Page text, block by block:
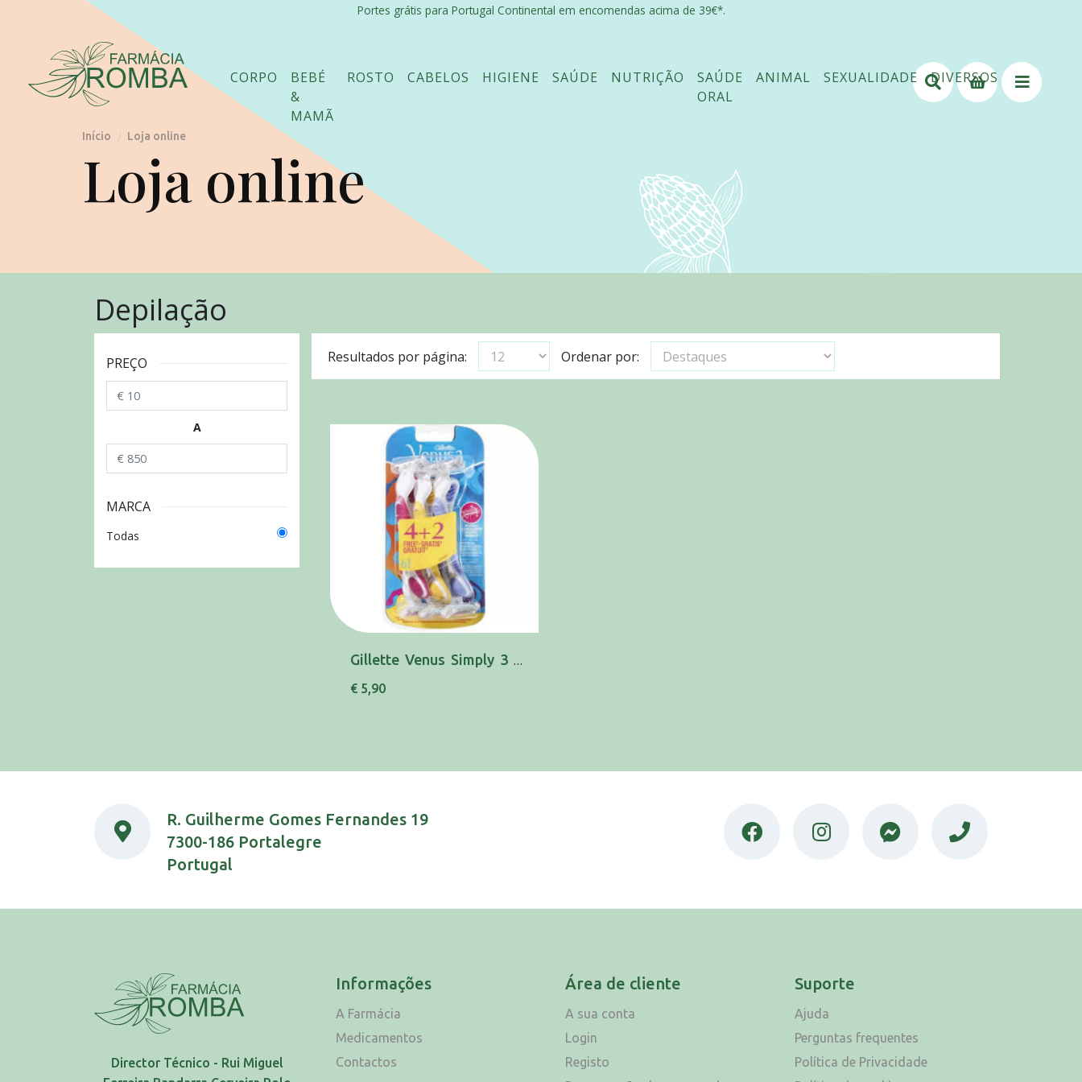
Portes grátis para Portugal Continental em encomendas acima de 39€*.
CORPO
BEBÉ
&
MAMÃ
ROSTO CABELOS HIGIENE SAÚDE NUTRIÇÃO
SAÚDE
ORAL
ANIMAL SEXUALIDADE DIVERSOS
Início / Loja online
Loja online
Depilação
PREÇO
A
MARCA
Todas
Resultados por página: Ordenar por:
Gillette Venus Simply 3 Lâminas 6 Unidade(s) ...
€ 5,90
R. Guilherme Gomes Fernandes 19
7300-186 Portalegre
Portugal
Director Técnico - Rui Miguel
Informações
A Farmácia
Medicamentos
Contactos
Área de cliente
A sua conta
Login
Registo
Suporte
Ajuda
Perguntas frequentes
Política de Privacidade